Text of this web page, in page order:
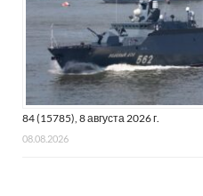
84 (15785), 8 августа 2026 г.
08.08.2026